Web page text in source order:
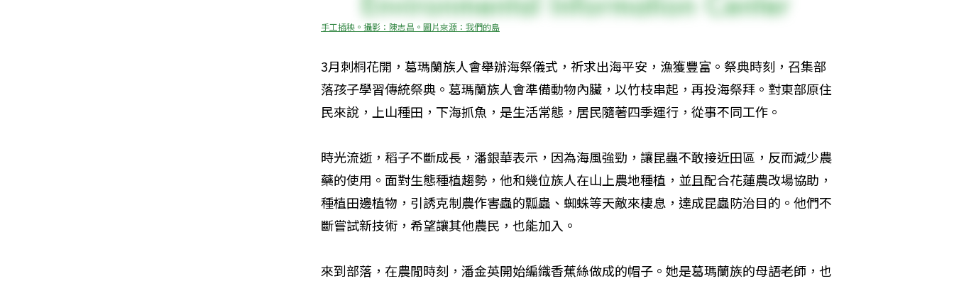
手工插秧。攝影：陳志昌。圖片來源：我們的島
3月刺桐花開，葛瑪蘭族人會舉辦海祭儀式，祈求出海平安，漁獲豐富。祭典時刻，召集部
落孩子學習傳統祭典。葛瑪蘭族人會準備動物內臟，以竹枝串起，再投海祭拜。對東部原住
民來說，上山種田，下海抓魚，是生活常態，居民隨著四季運行，從事不同工作。
時光流逝，稻子不斷成長，潘銀華表示，因為海風強勁，讓昆蟲不敢接近田區，反而減少農
藥的使用。面對生態種植趨勢，他和幾位族人在山上農地種植，並且配合花蓮農改場協助，
種植田邊植物，引誘克制農作害蟲的瓢蟲、蜘蛛等天敵來棲息，達成昆蟲防治目的。他們不
斷嘗試新技術，希望讓其他農民，也能加入。
來到部落，在農閒時刻，潘金英開始編織香蕉絲做成的帽子。她是葛瑪蘭族的母語老師，也